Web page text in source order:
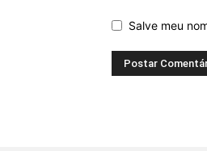
Salve meu